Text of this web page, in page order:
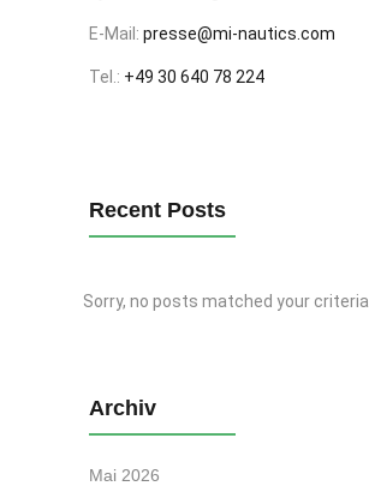
E-Mail: presse@mi-nautics.com
Tel.: +49 30 640 78 224
Recent Posts
Sorry, no posts matched your criteria.
Archiv
Mai 2026